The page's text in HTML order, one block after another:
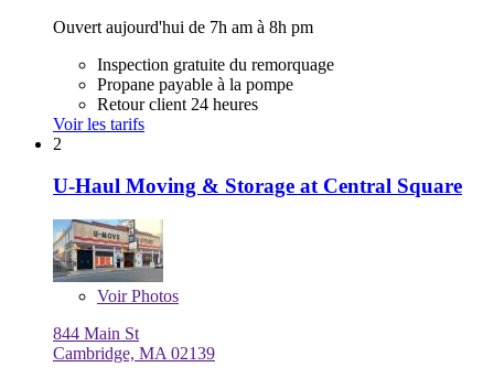
Ouvert aujourd'hui de 7h am à 8h pm
Inspection gratuite du remorquage
Propane payable à la pompe
Retour client 24 heures
Voir les tarifs
2
U-Haul Moving & Storage at Central Square
VoirPhotos
844 Main St
Cambridge, MA 02139